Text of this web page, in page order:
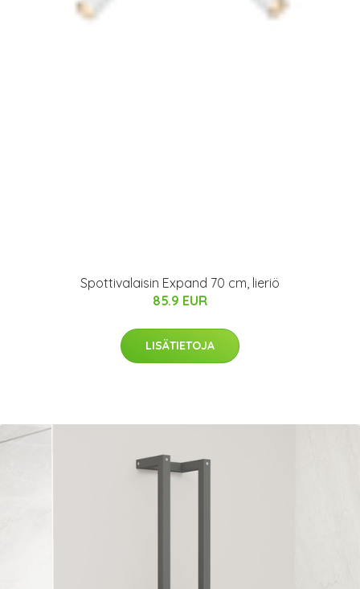
Spottivalaisin Expand 70 cm, lieriö
85.9 EUR
LISÄTIETOJA